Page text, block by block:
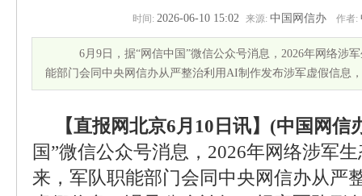
时间: 2026-06-10 15:02 来源: 中国网信办 作者:
6月9日，据“网信中国”微信公众号消息，2026年网络涉
能部门会同中央网信办从严整治利用AI制作发布涉军虚假信息
【直报网北京6月10日讯】(中国网信
国”微信公众号消息，2026年网络涉军
来，军队职能部门会同中央网信办从严